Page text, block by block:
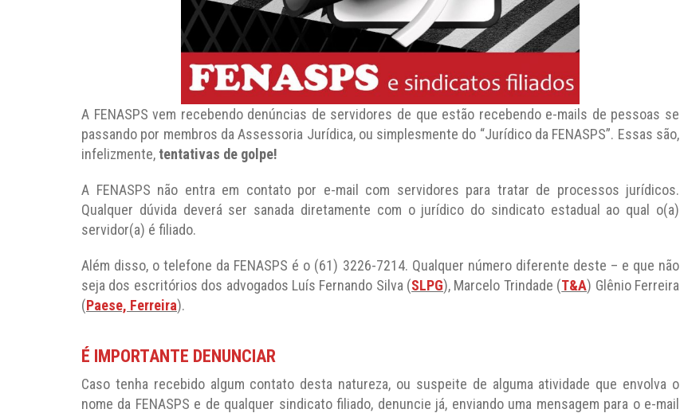
A FENASPS vem recebendo denúncias de servidores de que estão recebendo e-mails de pessoas se
passando por membros da Assessoria Jurídica, ou simplesmente do “Jurídico da FENASPS”. Essas são,
infelizmente, tentativas de golpe!
A FENASPS não entra em contato por e-mail com servidores para tratar de processos jurídicos.
Qualquer dúvida deverá ser sanada diretamente com o jurídico do sindicato estadual ao qual o(a)
servidor(a) é filiado.
Além disso, o telefone da FENASPS é o (61) 3226-7214. Qualquer número diferente deste – e que não
seja dos escritórios dos advogados Luís Fernando Silva (SLPG), Marcelo Trindade (T&A) Glênio Ferreira
(Paese, Ferreira).
É IMPORTANTE DENUNCIAR
Caso tenha recebido algum contato desta natureza, ou suspeite de alguma atividade que envolva o
nome da FENASPS e de qualquer sindicato filiado, denuncie já, enviando uma mensagem para o e-mail